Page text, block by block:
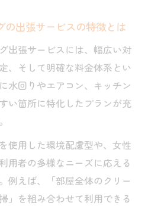
ーニング料金の違いと選
ウスクリーニング相場を把
スクリーニングの選び方
かるハウスクリーニング
グ業者比較の重要チェッ
の出張サービスの特徴とは
出張サービスには、幅広い対
、そして明確な料金体系とい
水回りやエアコン、キッチン
い箇所に特化したプランが充
使用した環境配慮型や、女性
用者の多様なニーズに応える
例えば、「部屋全体のクリー
」を組み合わせて利用できる